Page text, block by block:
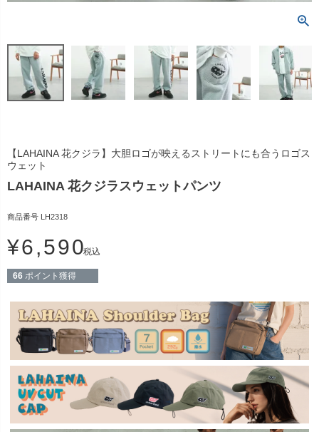
【LAHAINA 花クジラ】大胆ロゴが映えるストリートにも合うロゴス
ウェット
LAHAINA 花クジラスウェットパンツ
商品番号 LH2318
¥6,590税込
66 ポイント獲得